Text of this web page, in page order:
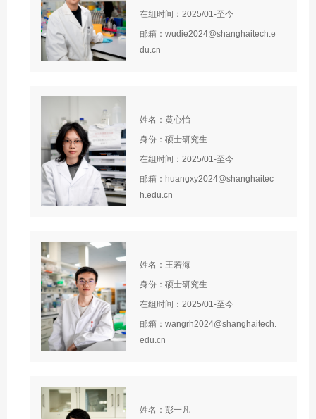
在组时间：2025/01-至今
邮箱：wudie2024@shanghaitech.e
du.cn
姓名：黄心怡
身份：硕士研究生
在组时间：2025/01-至今
邮箱：huangxy2024@shanghaitec
h.edu.cn
姓名：王若海
身份：硕士研究生
在组时间：2025/01-至今
邮箱：wangrh2024@shanghaitech.
edu.cn
姓名：彭一凡